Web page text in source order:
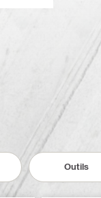
Outils